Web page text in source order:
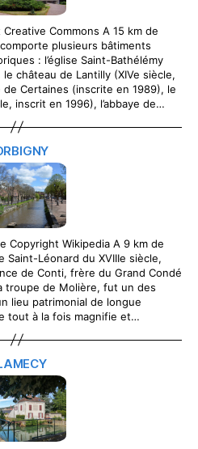
Commons A 15 km de
plusieurs bâtiments
: l’église Saint-Bathélémy
château de Lantilly (XIVe siècle,
Certaines (inscrite en 1989), le
inscrit en 1996), l’abbaye de…
Copyright Wikipedia A 9 km de
Saint-Léonard du XVIIIe siècle,
de Conti, frère du Grand Condé
troupe de Molière, fut un des
lieu patrimonial de longue
tout à la fois magnifie et…